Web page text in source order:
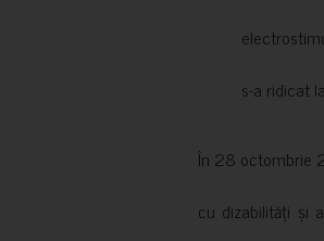
s-a ridicat
În 28 octombrie
cu dizabilități și